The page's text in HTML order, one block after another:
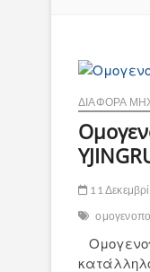
ΔΙΆΦΟΡΑ
11